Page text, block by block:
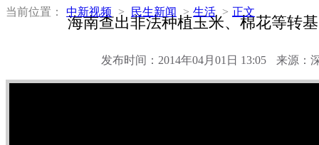
当前位置： 中新视频 > 民生新闻 > 生活 > 正文
海南查出非法种植玉米、棉花等转
发布时间：2014年04月01日 13:05 来源：